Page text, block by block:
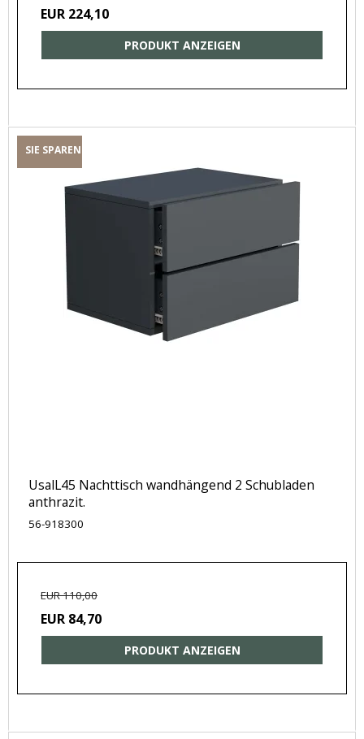
EUR 224,10
PRODUKT ANZEIGEN
SIE SPAREN
UsalL45 Nachttisch wandhängend 2 Schubladen
anthrazit.
56-918300
EUR 110,00
EUR 84,70
PRODUKT ANZEIGEN